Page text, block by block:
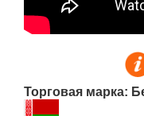
Торговая марка: